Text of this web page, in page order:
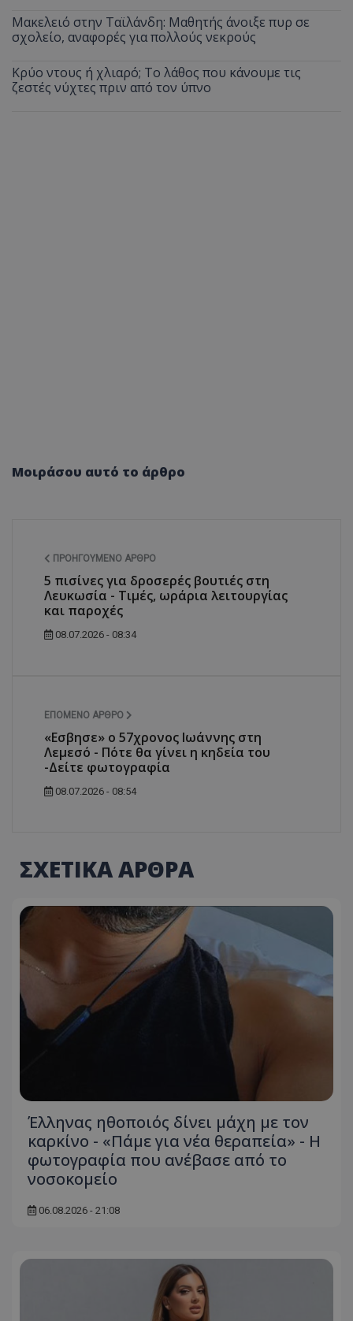
Μακελειό στην Ταϊλάνδη: Μαθητής άνοιξε πυρ σε
σχολείο, αναφορές για πολλούς νεκρούς
Κρύο ντους ή χλιαρό; Το λάθος που κάνουμε τις
ζεστές νύχτες πριν από τον ύπνο
Μοιράσου αυτό το άρθρο
ΠΡΟΗΓΟΎΜΕΝΟ ΆΡΘΡΟ
5 πισίνες για δροσερές βουτιές στη
Λευκωσία - Τιμές, ωράρια λειτουργίας
και παροχές
08.07.2026 - 08:34
ΕΠΌΜΕΝΟ ΆΡΘΡΟ
«Εσβησε» ο 57χρονος Ιωάννης στη
Λεμεσό - Πότε θα γίνει η κηδεία του
-Δείτε φωτογραφία
08.07.2026 - 08:54
ΣΧΕΤΙΚΑ ΑΡΘΡΑ
Έλληνας ηθοποιός δίνει μάχη με τον
καρκίνο - «Πάμε για νέα θεραπεία» - Η
φωτογραφία που ανέβασε από το
νοσοκομείο
06.08.2026 - 21:08